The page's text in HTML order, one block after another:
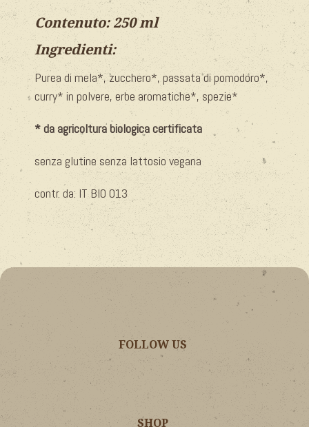
Contenuto: 250 ml
Ingredienti:
Purea di mela*, zucchero*, passata di pomodoro*,
curry* in polvere, erbe aromatiche*, spezie*
* da agricoltura biologica certificata
senza glutine senza lattosio vegana
contr. da: IT BIO 013
FOLLOW US
SHOP